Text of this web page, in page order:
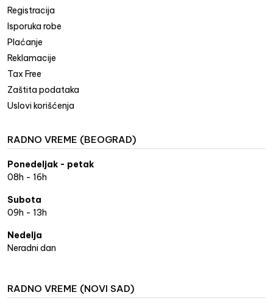
Registracija
Isporuka robe
Plaćanje
Reklamacije
Tax Free
Zaštita podataka
Uslovi korišćenja
RADNO VREME (BEOGRAD)
Ponedeljak - petak
08h - 16h
Subota
09h - 13h
Nedelja
Neradni dan
RADNO VREME (NOVI SAD)